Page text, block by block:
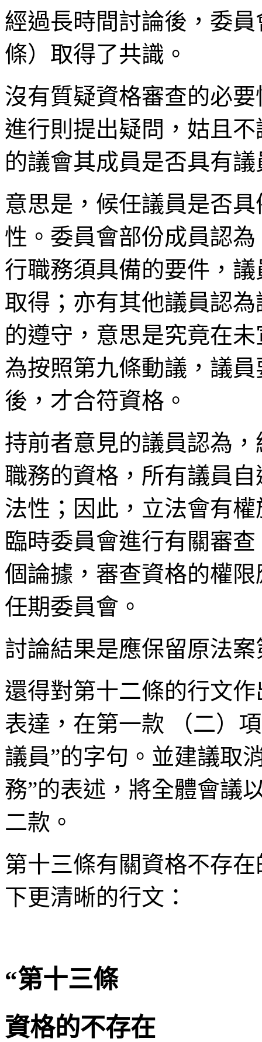
經過長時間討論後，委
條）取得了共識。
沒有質疑資格審查的必
進行則提出疑問，姑且
的議會其成員是否具有
意思是，候任議員是否
性。委員會部份成員認
行職務須具備的要件，
取得；亦有其他議員認
的遵守，意思是究竟在
為按照第九條動議，議
後，才合符資格。
持前者意見的議員認為
職務的資格，所有議員
法性；因此，立法會有
臨時委員會進行有關審
個論據，審查資格的權
任期委員會。
討論結果是應保留原法
還得對第十二條的行文
表達，在第一款 （二）
議員”的字句。並建議取
務”的表述，將全體會議
二款。
第十三條有關資格不存
下更清晰的行文：
“第十三條
資格的不存在